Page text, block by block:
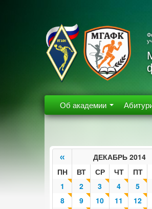
Об академии
« ДЕКАБРЬ 2014
ПН ВТ СР ЧТ ПТ
1
2 3 4 5
8
9 10 11 12